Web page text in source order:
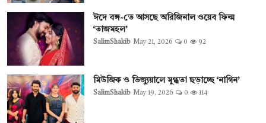
ঈদে বঙ্গ-তে আসছে অরিজিনাল ওয়েব ফিল্ম
‘তাজমহল’
SalimShakib May 21, 2026 0 92
মিউজিক ও ভিজ্যুয়ালে মুগ্ধতা ছড়াচ্ছে ‘নাগিন’
SalimShakib May 19, 2026 0 114